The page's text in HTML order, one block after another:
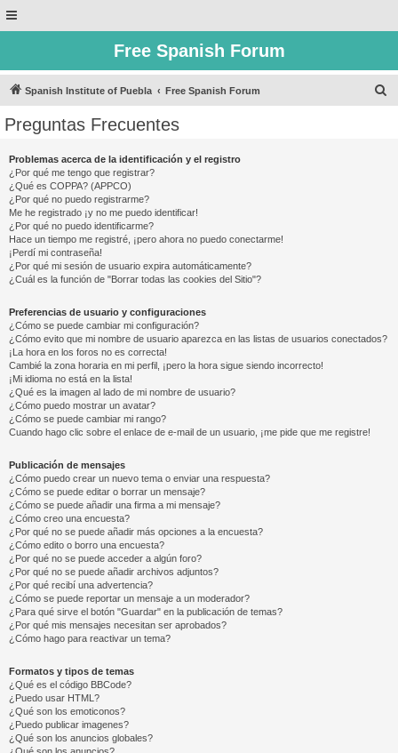
Free Spanish Forum
Spanish Institute of Puebla Free Spanish Forum
Preguntas Frecuentes
Problemas acerca de la identificación y el registro
¿Por qué me tengo que registrar?
¿Qué es COPPA? (APPCO)
¿Por qué no puedo registrarme?
Me he registrado ¡y no me puedo identificar!
¿Por qué no puedo identificarme?
Hace un tiempo me registré, ¡pero ahora no puedo conectarme!
¡Perdí mi contraseña!
¿Por qué mi sesión de usuario expira automáticamente?
¿Cuál es la función de "Borrar todas las cookies del Sitio"?
Preferencias de usuario y configuraciones
¿Cómo se puede cambiar mi configuración?
¿Cómo evito que mi nombre de usuario aparezca en las listas de usuarios conectados?
¡La hora en los foros no es correcta!
Cambié la zona horaria en mi perfil, ¡pero la hora sigue siendo incorrecto!
¡Mi idioma no está en la lista!
¿Qué es la imagen al lado de mi nombre de usuario?
¿Cómo puedo mostrar un avatar?
¿Cómo se puede cambiar mi rango?
Cuando hago clic sobre el enlace de e-mail de un usuario, ¡me pide que me registre!
Publicación de mensajes
¿Cómo puedo crear un nuevo tema o enviar una respuesta?
¿Cómo se puede editar o borrar un mensaje?
¿Cómo se puede añadir una firma a mi mensaje?
¿Cómo creo una encuesta?
¿Por qué no se puede añadir más opciones a la encuesta?
¿Cómo edito o borro una encuesta?
¿Por qué no se puede acceder a algún foro?
¿Por qué no se puede añadir archivos adjuntos?
¿Por qué recibí una advertencia?
¿Cómo se puede reportar un mensaje a un moderador?
¿Para qué sirve el botón "Guardar" en la publicación de temas?
¿Por qué mis mensajes necesitan ser aprobados?
¿Cómo hago para reactivar un tema?
Formatos y tipos de temas
¿Qué es el código BBCode?
¿Puedo usar HTML?
¿Qué son los emoticonos?
¿Puedo publicar imagenes?
¿Qué son los anuncios globales?